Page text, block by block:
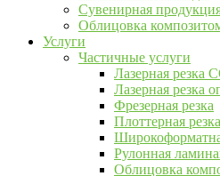
Сувенирная
Облицовка
Услуги
Частичные услуги
Лазерная резка
Лазерная резка
Фрезерная резка
Плоттерная резка
Рулонная
Облицовка